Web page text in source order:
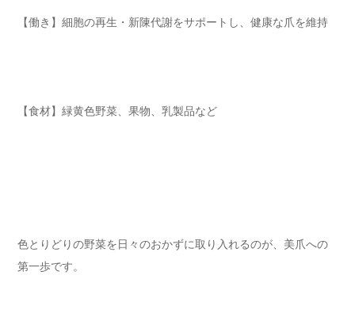
【働き】細胞の再生・新陳代謝をサポートし、健康な爪を維持
【食材】緑黄色野菜、果物、乳製品など
色とりどりの野菜を日々のおかずに取り入れるのが、美爪への
第一歩です。